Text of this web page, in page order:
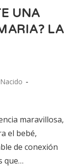
UNA
LA
maravillosa,
el bebé,
de conexión
que…